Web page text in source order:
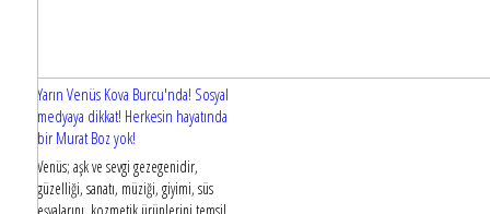
Yarın Venüs Kova Burcu'nda! Sosyal
medyaya dikkat! Herkesin hayatında
bir Murat Boz yok!
Venüs; aşk ve sevgi gezegenidir,
güzelliği, sanatı, müziği, giyimi, süs